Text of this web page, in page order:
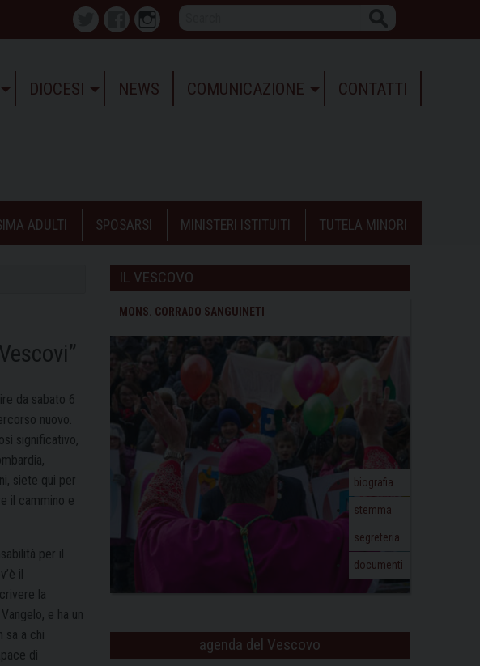
Twitter FacebookInstagram
DIOCESI NEWS COMUNICAZIONE CONTATTI
ADULTI SPOSARSI MINISTERI ISTITUITI TUTELA MINORI
da sabato 6
nuovo.
significativo,
siete qui per
il cammino e
per il
il
la
e ha un
sa a chi
di
IL VESCOVO
MONS. CORRADO SANGUINETI
biografia
stemma
segreteria
documenti
agenda del Vescovo